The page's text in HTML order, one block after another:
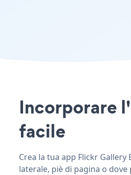
Incorporare
facile
Crea la tua app Flickr
laterale, piè di pagina o